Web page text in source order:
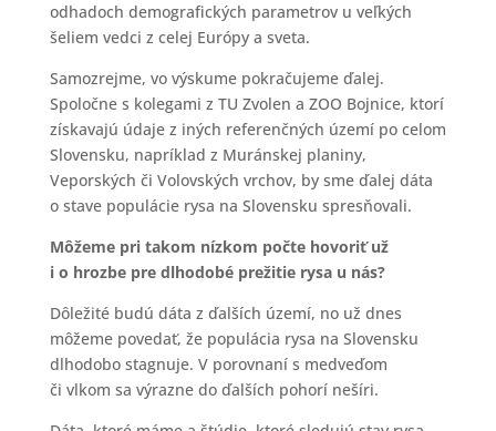
odhadoch demografických parametrov u veľkých
šeliem vedci z celej Európy a sveta.
Samozrejme, vo výskume pokračujeme ďalej.
Spoločne s kolegami z TU Zvolen a ZOO Bojnice, ktorí
získavajú údaje z iných referenčných území po celom
Slovensku, napríklad z Muránskej planiny,
Veporských či Volovských vrchov, by sme ďalej dáta
o stave populácie rysa na Slovensku spresňovali.
Môžeme pri takom nízkom počte hovoriť už
i o hrozbe pre dlhodobé prežitie rysa u nás?
Dôležité budú dáta z ďalších území, no už dnes
môžeme povedať, že populácia rysa na Slovensku
dlhodobo stagnuje. V porovnaní s medveďom
či vlkom sa výrazne do ďalších pohorí nešíri.